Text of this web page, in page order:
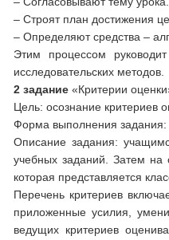
– Строят план достижения
– Определяют средства –
Этим процессом
исследовательских методов.
2 задание «Критерии
Цель: осознание критериев
Форма выполнения задания:
Описание задания:
учебных заданий. Затем на
которая представляется
Перечень критериев
приложенные усилия,
ведущих критериев